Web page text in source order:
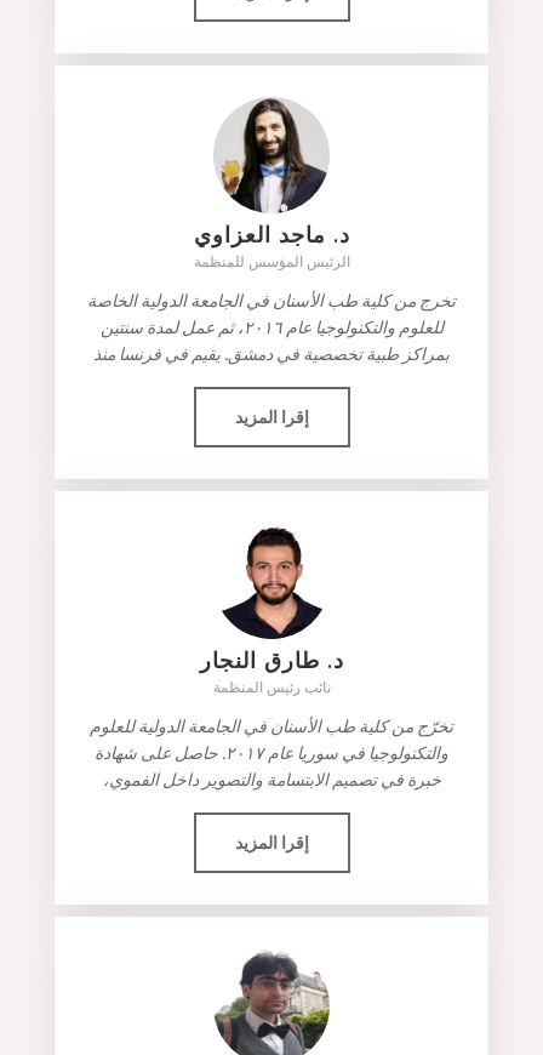
د. ماجد العزاوي
الرئيس المؤسس للمنظمة
تخرج من كلية طب الأسنان في الجامعة الدولية الخاصة
للعلوم والتكنولوجيا عام ٢٠١٦، ثم عمل لمدة سنتين
بمراكز طبية تخصصية في دمشق. يقيم في فرنسا منذ
إقرا المزيد
د. طارق النجار
نائب رئيس المنظمة
تخرّج من كلية طب الأسنان في الجامعة الدولية للعلوم
والتكنولوجيا في سوريا عام ٢٠١٧. حاصل على شهادة
خبرة في تصميم الابتسامة والتصوير داخل الفموي،
إقرا المزيد